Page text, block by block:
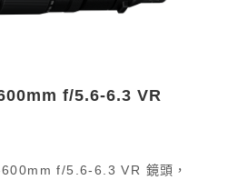
f/5.6-6.3 VR
f/5.6-6.3 VR 鏡頭，